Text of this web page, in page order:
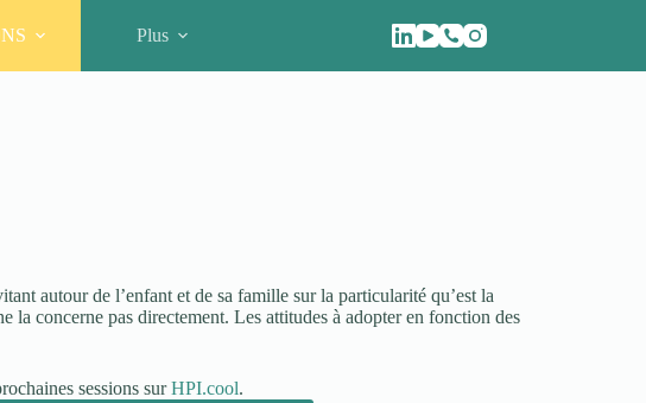
Plus
autour de l’enfant et de sa famille sur la particularité qu’est la
la concerne pas directement. Les attitudes à adopter en fonction des
sessions surHPI.cool.